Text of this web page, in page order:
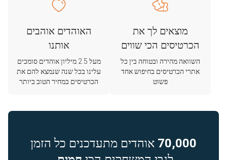
מוצאים לך את
הכרטיסים הכי שווים
השוואה מהירה ובטוחה בין כל
אתרי הכרטיסים בחיפוש אחד
פשוט
האוהדים אוהבים
אותנו
מעל 2.5 מיליון אוהדים סומכים
עלינו בכל שנה שנמצא להם את
הכרטיסים במחיר הטוב ביותר
70,000 אוהדים מתעדכנים כל הזמן